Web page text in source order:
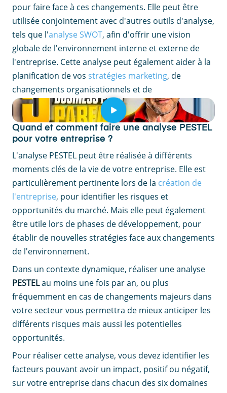
pour faire face à ces changements. Elle peut être
utilisée conjointement avec d'autres outils d'analyse,
tels que l'analyse SWOT, afin d'offrir une vision
globale de l'environnement interne et externe de
l'entreprise. Cette analyse peut également aider à la
planification de vos stratégies marketing, de
changements organisationnels et de
développements commerciaux.
Quand et comment faire une analyse PESTEL
pour votre entreprise ?
L'analyse PESTEL peut être réalisée à différents
moments clés de la vie de votre entreprise. Elle est
particulièrement pertinente lors de la création de
l'entreprise, pour identifier les risques et
opportunités du marché. Mais elle peut également
être utile lors de phases de développement, pour
établir de nouvelles stratégies face aux changements
de l'environnement.
Dans un contexte dynamique, réaliser une analyse
PESTELau moins une fois par an, ou plus
fréquemment en cas de changements majeurs dans
votre secteur vous permettra de mieux anticiper les
différents risques mais aussi les potentielles
opportunités.
Pour réaliser cette analyse, vous devez identifier les
facteurs pouvant avoir un impact, positif ou négatif,
sur votre entreprise dans chacun des six domaines